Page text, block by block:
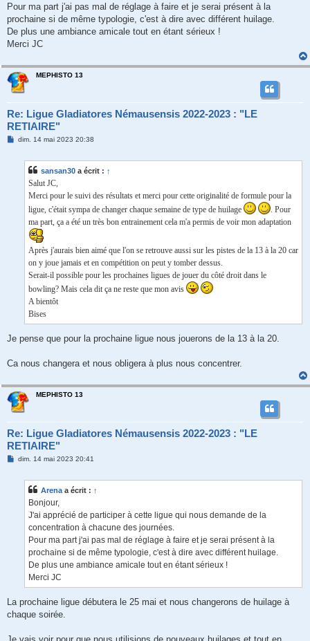
Pour ma part j'ai pas mal de réglage à faire et je serai présent à la
prochaine si de même typologie, c'est à dire avec différent huilage.
De plus une ambiance amicale tout en étant sérieux !
Merci JC
MEPHISTO 13
Re: Ligue Gladiatores Némausensis 2022-2023 : "LE
RETIAIRE"
Mdim. 14 mai 2023 20:38
sansan30 a écrit : ↑
Salut JC,
Merci pour le suivi des résultats et merci pour cette originalité de formule pour la
ligue, c'était sympa de changer chaque semaine de type de huilage
. Pour
ma part, ça a été un très bon entrainement cela m'a permis de voir mon adaptation
Après j'aurais bien aimé que l'on se retrouve aussi sur les pistes de la 13 à la 20 car
on y joue jamais et en compétition on peut y tomber dessus.
Serait-il possible pour les prochaines ligues de jouer du côté droit dans le
bowling? Mais cela dit ça ne reste que mon avis
A bientôt
Bises
Je pense que pour la prochaine ligue nous jouerons de la 13 à la 20.
Ca nous changera et nous obligera à plus nous concentrer.
MEPHISTO 13
Re: Ligue Gladiatores Némausensis 2022-2023 : "LE
RETIAIRE"
Mdim. 14 mai 2023 20:41
Arena a écrit : ↑
Bonjour,
J'ai apprécié de participer à cette ligue qui nous demande de la
concentration à chacune des journées.
Pour ma part j'ai pas mal de réglage à faire et je serai présent à la
prochaine si de même typologie, c'est à dire avec différent huilage.
De plus une ambiance amicale tout en étant sérieux !
Merci JC
La prochaine ligue débutera le 25 mai et nous changerons de huilage à
chaque soirée.